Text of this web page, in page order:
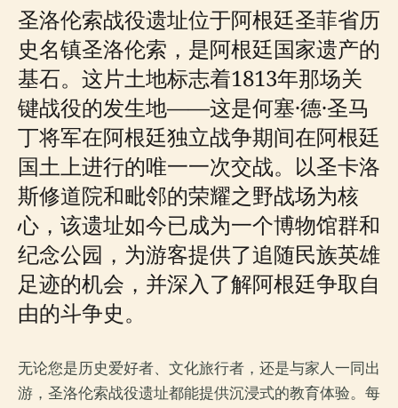
圣洛伦索战役遗址位于阿根廷圣菲省历
史名镇圣洛伦索，是阿根廷国家遗产的
基石。这片土地标志着1813年那场关
键战役的发生地——这是何塞·德·圣马
丁将军在阿根廷独立战争期间在阿根廷
国土上进行的唯一一次交战。以圣卡洛
斯修道院和毗邻的荣耀之野战场为核
心，该遗址如今已成为一个博物馆群和
纪念公园，为游客提供了追随民族英雄
足迹的机会，并深入了解阿根廷争取自
由的斗争史。
无论您是历史爱好者、文化旅行者，还是与家人一同出
游，圣洛伦索战役遗址都能提供沉浸式的教育体验。每